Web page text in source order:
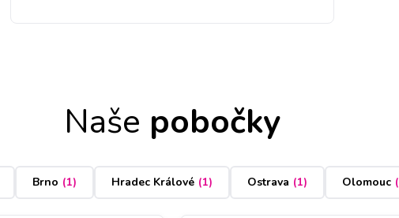
Naše pobočky
Brno (1) Hradec Králové (1) Ostrava (1) Olomouc (